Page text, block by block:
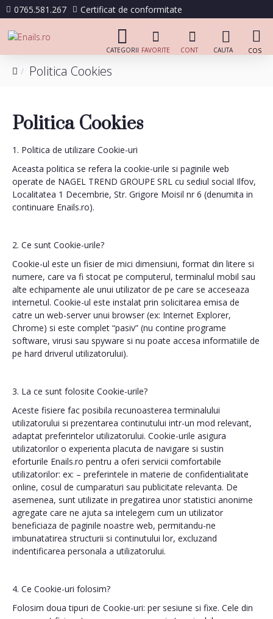
0765.581.267 Certificat de conformitate
Politica Cookies
Politica Cookies
1. Politica de utilizare Cookie-uri
Aceasta politica se refera la cookie-urile si paginile web
operate de NAGEL TREND GROUPE SRL cu sediul social Ilfov,
Localitatea 1 Decembrie, Str. Grigore Moisil nr 6 (denumita in
continuare Enails.ro).
2. Ce sunt Cookie-urile?
Cookie-ul este un fisier de mici dimensiuni, format din litere si
numere, care va fi stocat pe computerul, terminalul mobil sau
alte echipamente ale unui utilizator de pe care se acceseaza
internetul. Cookie-ul este instalat prin solicitarea emisa de
catre un web-server unui browser (ex: Internet Explorer,
Chrome) si este complet “pasiv” (nu contine programe
software, virusi sau spyware si nu poate accesa informatiile de
pe hard driverul utilizatorului).
3. La ce sunt folosite Cookie-urile?
Aceste fisiere fac posibila recunoasterea terminalului
utilizatorului si prezentarea continutului intr-un mod relevant,
adaptat preferintelor utilizatorului. Cookie-urile asigura
utilizatorilor o experienta placuta de navigare si sustin
eforturile Enails.ro pentru a oferi servicii comfortabile
utilizatorilor: ex: – preferintele in materie de confidentialitate
online, cosul de cumparaturi sau publicitate relevanta. De
asemenea, sunt utilizate in pregatirea unor statistici anonime
agregate care ne ajuta sa intelegem cum un utilizator
beneficiaza de paginile noastre web, permitandu-ne
imbunatatirea structurii si continutului lor, excluzand
indentificarea personala a utilizatorului.
4. Ce Cookie-uri folosim?
Folosim doua tipuri de Cookie-uri: per sesiune si fixe. Cele din